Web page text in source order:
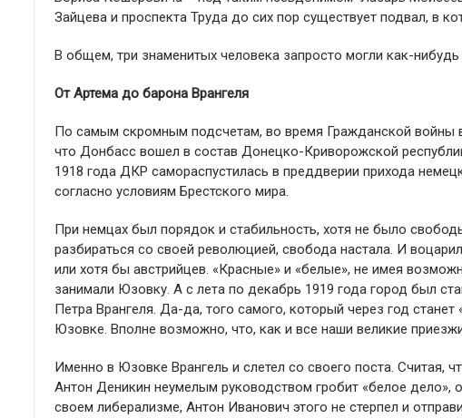
Зайцева и проспекта Труда до сих пор существует подвал, в
В общем, три знаменитых человека запросто могли как-
От Артема до барона Врангеля
По самым скромным подсчетам, во время Гражданской войны
что Донбасс вошел в состав Донецко-Криворожской
1918 года ДКР самораспустилась в преддверии прихода
согласно условиям Брестского мира.
При немцах был порядок и стабильность, хотя не было
разбираться со своей революцией, свобода настала. И
или хотя бы австрийцев. «Красные» и «белые», не имея
занимали Юзовку. А с лета по декабрь 1919 года город был
Петра Врангеля. Да-да, того самого, который через год
Юзовке. Вполне возможно, что, как и все наши великие
Именно в Юзовке Врангель и слетел со своего поста.
Антон Деникин неумелым руководством гробит «белое дело»,
своем либерализме, Антон Иванович этого не стерпел и